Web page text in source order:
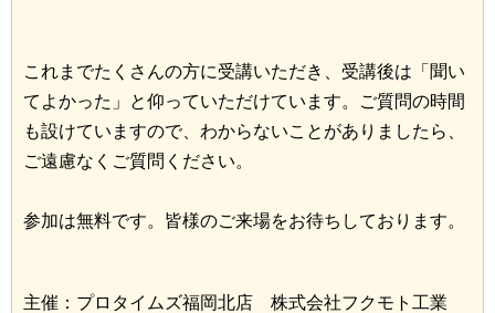
これまでたくさんの方に受講いただき、受講後は「聞い
てよかった」と仰っていただけています。ご質問の時間
も設けていますので、わからないことがありましたら、
ご遠慮なくご質問ください。
参加は無料です。皆様のご来場をお待ちしております。
主催：プロタイムズ福岡北店 株式会社フクモト工業